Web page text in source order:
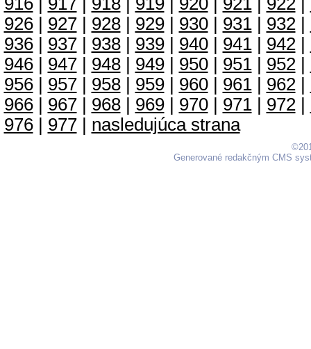
926| 927| 928| 929| 930| 931| 932|
936| 937| 938| 939| 940| 941| 942|
946| 947| 948| 949| 950| 951| 952|
956| 957| 958| 959| 960| 961| 962|
966| 967| 968| 969| 970| 971| 972|
976| 977| nasledujúca strana
Generované redakčným CMS